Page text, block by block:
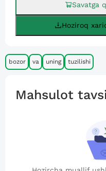
Savatga
Hoziroq
bozor va uning tuzilishi
Mahsulot